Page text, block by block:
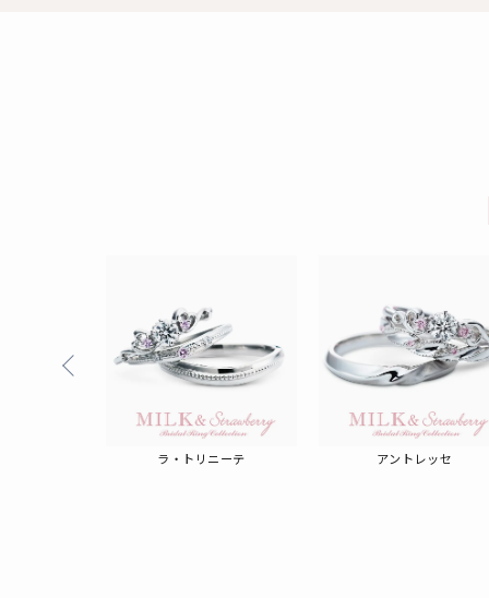
ラ・トリニーテ アントレッセ